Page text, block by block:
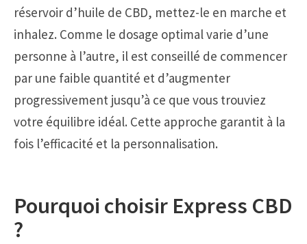
réservoir d’huile de CBD, mettez-le en marche et
inhalez. Comme le dosage optimal varie d’une
personne à l’autre, il est conseillé de commencer
par une faible quantité et d’augmenter
progressivement jusqu’à ce que vous trouviez
votre équilibre idéal. Cette approche garantit à la
fois l’efficacité et la personnalisation.
Pourquoi choisir Express CBD
?